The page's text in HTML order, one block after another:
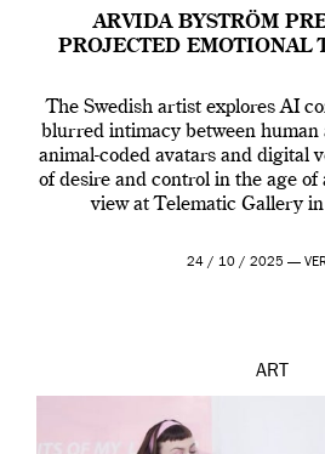
ARVIDA BYSTRÖM
PROJECTED EMOTIONAL
The Swedish artist explores AI
blurred intimacy between
animal-coded avatars and digital
of desire and control in the age
view at Telematic Gallery
24 / 10 / 2025 —
ART